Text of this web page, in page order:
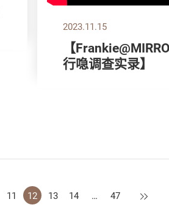
2023.11.15
【
行喼调查实录】
11 12 13 14 … 47 下一页